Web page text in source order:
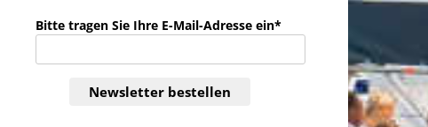
Bitte tragen Sie Ihre E-Mail-Adresse ein*
Newsletter bestellen